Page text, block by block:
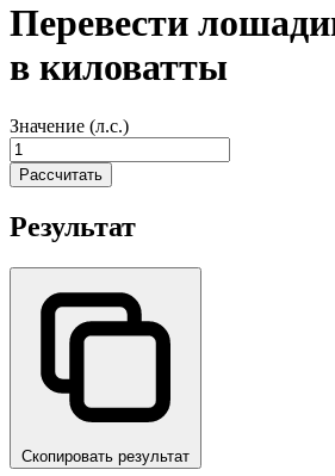
Перевести
в киловатты
Значение (л.с.)
Рассчитать
Результат
Скопировать результат